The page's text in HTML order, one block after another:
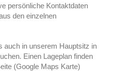
persönliche Kontaktdaten
den einzelnen
auch in unserem Hauptsitz in
Einen Lageplan finden
(Google Maps Karte)